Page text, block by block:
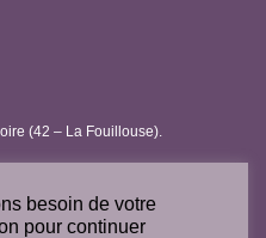
(42 – La Fouillouse).
besoin de votre
pour continuer